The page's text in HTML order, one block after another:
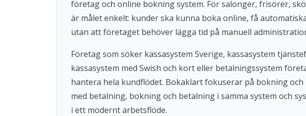
företag och online bokning system. För salonger, frisörer,
är målet enkelt: kunder ska kunna boka online, få
utan att företaget behöver lägga tid på manuell
Företag som söker kassasystem Sverige, kassasystem
kassasystem med Swish och kort eller betalningssystem
hantera hela kundflödet. Bokaklart fokuserar på bokning
med betalning, bokning och betalning i samma system och
i ett modernt arbetsflöde.